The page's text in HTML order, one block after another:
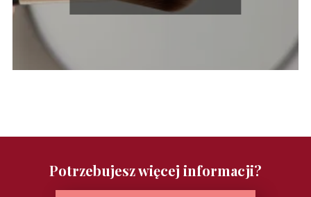
techniki
Potrzebujesz więcej informacji?